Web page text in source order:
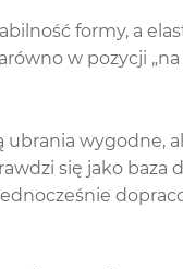
formy, a
w pozycji
wygodne,
się jako baza